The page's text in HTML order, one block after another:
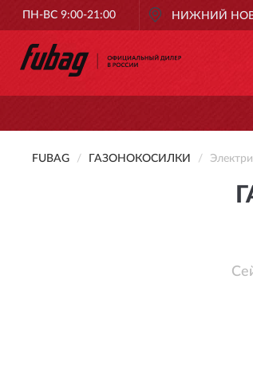
ПН-ВС 9:00-21:00 НИЖНИЙ
FUBAG ГАЗОНОКОСИЛКИ